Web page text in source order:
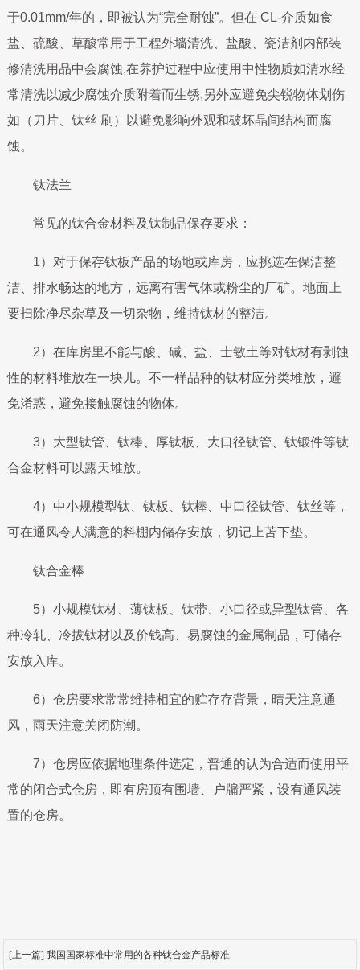
于0.01mm/年的，即被认为“完全耐蚀”。但在 CL-介质如食
盐、硫酸、草酸常用于工程外墙清洗、盐酸、瓷洁剂内部装
修清洗用品中会腐蚀,在养护过程中应使用中性物质如清水经
常清洗以减少腐蚀介质附着而生锈,另外应避免尖锐物体划伤
如（刀片、钛丝 刷）以避免影响外观和破坏晶间结构而腐
蚀。
钛法兰
常见的钛合金材料及钛制品保存要求：
1）对于保存钛板产品的场地或库房，应挑选在保洁整
洁、排水畅达的地方，远离有害气体或粉尘的厂矿。地面上
要扫除净尽杂草及一切杂物，维持钛材的整洁。
2）在库房里不能与酸、碱、盐、士敏土等对钛材有剥蚀
性的材料堆放在一块儿。不一样品种的钛材应分类堆放，避
免淆惑，避免接触腐蚀的物体。
3）大型钛管、钛棒、厚钛板、大口径钛管、钛锻件等钛
合金材料可以露天堆放。
4）中小规模型钛、钛板、钛棒、中口径钛管、钛丝等，
可在通风令人满意的料棚内储存安放，切记上苫下垫。
钛合金棒
5）小规模钛材、薄钛板、钛带、小口径或异型钛管、各
种冷轧、冷拔钛材以及价钱高、易腐蚀的金属制品，可储存
安放入库。
6）仓房要求常常维持相宜的贮存存背景，晴天注意通
风，雨天注意关闭防潮。
7）仓房应依据地理条件选定，普通的认为合适而使用平
常的闭合式仓房，即有房顶有围墙、户牖严紧，设有通风装
置的仓房。
[上一篇] 我国国家标准中常用的各种钛合金产品标准